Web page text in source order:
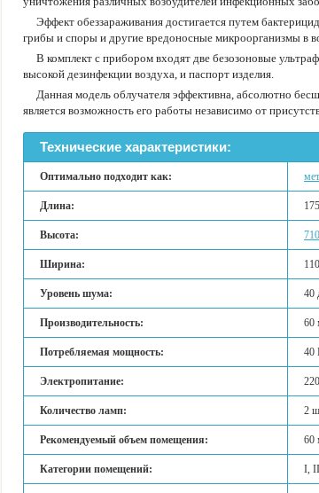
Эффект обеззараживания достигается путем
грибы и споры и другие вредоносные микроорганизмы в
В комплект с прибором входят две безозоновые
высокой дезинфекции воздуха, и паспорт изделия.
Данная модель облучателя эффективна, абсолютно
является возможность его работы независимо от
Технические характеристики:
Оптимально подходит как:
Длина:
Высота:
Ширина:
Уровень шума: 40
Производительность: 60
Потребляемая мощность: 40
Электропитание:
Количество ламп: 2
Рекомендуемый объем помещения: 60
Категории помещений: I,